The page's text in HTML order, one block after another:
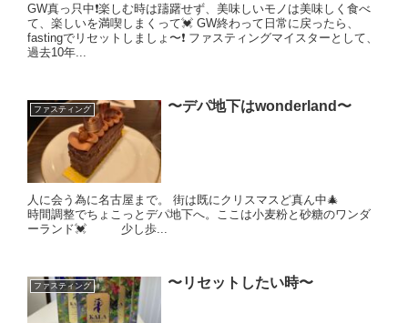
GW真っ只中❗️楽しむ時は躊躇せず、美味しいモノは美味しく食べ
て、楽しいを満喫しまくって💓 GW終わって日常に戻ったら、
fastingでリセットしましょ〜❗️ ファスティングマイスターとして、
過去10年...
ファスティング 〜デパ地下はwonderland〜
人に会う為に名古屋まで。 街は既にクリスマスど真ん中🎄
時間調整でちょこっとデパ地下へ。ここは小麦粉と砂糖のワンダ
ーランド💓 少し歩...
ファスティング 〜リセットしたい時〜